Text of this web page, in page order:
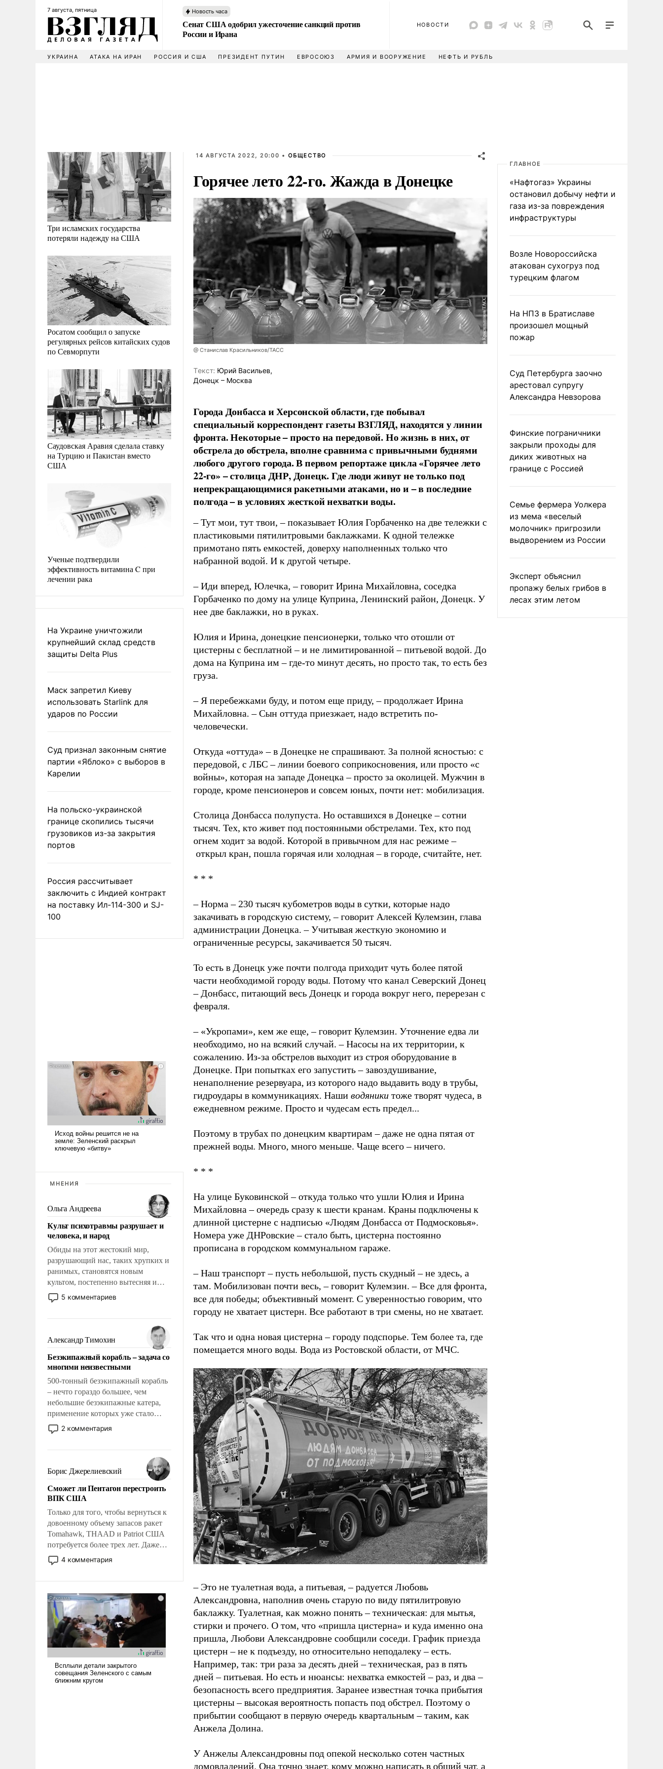
7 августа, пятница Новость часа
Сенат США одобрил ужесточение санкций против
России и Ирана
НОВОСТИ
УКРАИНА АТАКА НА ИРАН РОССИЯ И США ПРЕЗИДЕНТ ПУТИН ЕВРОСОЮЗ АРМИЯ И ВООРУЖЕНИЕ НЕФТЬ И РУБЛЬ
Три исламских государства
потеряли надежду на США
Росатом сообщил о запуске
регулярных рейсов китайских судов
по Севморпути
Саудовская Аравия сделала ставку
на Турцию и Пакистан вместо
США
Ученые подтвердили
эффективность витамина C при
лечении рака
На Украине уничтожили
крупнейший склад средств
защиты Delta Plus
Маск запретил Киеву
использовать Starlink для
ударов по России
Суд признал законным снятие
партии «Яблоко» с выборов в
Карелии
На польско-украинской
границе скопились тысячи
грузовиков из-за закрытия
портов
Россия рассчитывает
заключить с Индией контракт
на поставку Ил-114-300 и SJ-
100
МНЕНИЯ
Ольга Андреева
Культ психотравмы разрушает и
человека, и народ
Обиды на этот жестокий мир,
разрушающий нас, таких хрупких и
ранимых, становятся новым
культом, постепенно вытесняя и
отменяя традиционное требование к
человеку – быть мужественным и
на себя ответственность, помогать
слабым, идти вперед и
адаптироваться.
5 комментариев
Александр Тимохин
Безэкипажный корабль – задача со
многими неизвестными
500-тонный безэкипажный корабль
– нечто гораздо большее, чем
небольшие безэкипажные катера,
применение которых уже стало
обыденностью. Задача по созданию
такого корабля очень сложна и
реализация радикально поднимет
наши боевые возможности.
2 комментария
Борис Джерелиевский
Сможет ли Пентагон перестроить
ВПК США
Только для того, чтобы вернуться к
довоенному объему запасов ракет
Tomahawk, THAAD и Patriot США
потребуется более трех лет. Даже
небольшая война с Ираном
опустошила американские
уязвимости США, например, перед
Китаем.
4 комментария
14 АВГУСТА 2022, 20:00 • ОБЩЕСТВО
Горячее лето 22-го. Жажда в Донецке
@ Станислав Красильников/ТАСС
Tекст: Юрий Васильев,
Донецк – Москва
Города Донбасса и Херсонской области, где побывал
специальный корреспондент газеты ВЗГЛЯД, находятся у линии
фронта. Некоторые – просто на передовой. Но жизнь в них, от
обстрела до обстрела, вполне сравнима с привычными буднями
любого другого города. В первом репортаже цикла «Горячее лето
22-го» – столица ДНР, Донецк. Где люди живут не только под
непрекращающимися ракетными атаками, но и – в последние
полгода – в условиях жесткой нехватки воды.
– Тут мои, тут твои, – показывает Юлия Горбаченко на две тележки с
пластиковыми пятилитровыми баклажками. К одной тележке
примотано пять емкостей, доверху наполненных только что
набранной водой. И к другой четыре.
– Иди вперед, Юлечка, – говорит Ирина Михайловна, соседка
Горбаченко по дому на улице Куприна, Ленинский район, Донецк. У
нее две баклажки, но в руках.
Юлия и Ирина, донецкие пенсионерки, только что отошли от
цистерны с бесплатной – и не лимитированной – питьевой водой. До
дома на Куприна им – где-то минут десять, но просто так, то есть без
груза.
– Я перебежками буду, и потом еще приду, – продолжает Ирина
Михайловна. – Сын оттуда приезжает, надо встретить по-
человечески.
Откуда «оттуда» – в Донецке не спрашивают. За полной ясностью: с
передовой, с ЛБС – линии боевого соприкосновения, или просто «с
войны», которая на западе Донецка – просто за околицей. Мужчин в
городе, кроме пенсионеров и совсем юных, почти нет: мобилизация.
Столица Донбасса полупуста. Но оставшихся в Донецке – сотни
тысяч. Тех, кто живет под постоянными обстрелами. Тех, кто под
огнем ходит за водой. Которой в привычном для нас режиме –
открыл кран, пошла горячая или холодная – в городе, считайте, нет.
* * *
– Норма – 230 тысяч кубометров воды в сутки, которые надо
закачивать в городскую систему, – говорит Алексей Кулемзин, глава
администрации Донецка. – Учитывая жесткую экономию и
ограниченные ресурсы, закачивается 50 тысяч.
То есть в Донецк уже почти полгода приходит чуть более пятой
части необходимой городу воды. Потому что канал Северский Донец
– Донбасс, питающий весь Донецк и города вокруг него, перерезан с
февраля.
– «Укропами», кем же еще, – говорит Кулемзин. Уточнение едва ли
необходимо, но на всякий случай. – Насосы на их территории, к
сожалению. Из-за обстрелов выходит из строя оборудование в
Донецке. При попытках его запустить – завоздушивание,
ненаполнение резервуара, из которого надо выдавить воду в трубы,
гидроудары в коммуникациях. Наши водяники тоже творят чудеса, в
ежедневном режиме. Просто и чудесам есть предел...
Поэтому в трубах по донецким квартирам – даже не одна пятая от
прежней воды. Много, много меньше. Чаще всего – ничего.
* * *
На улице Буковинской – откуда только что ушли Юлия и Ирина
Михайловна – очередь сразу к шести кранам. Краны подключены к
длинной цистерне с надписью «Людям Донбасса от Подмосковья».
Номера уже ДНРовские – стало быть, цистерна постоянно
прописана в городском коммунальном гараже.
– Наш транспорт – пусть небольшой, пусть скудный – не здесь, а
там. Мобилизован почти весь, – говорит Кулемзин. – Все для фронта,
все для победы; объективный момент. С уверенностью говорим, что
городу не хватает цистерн. Все работают в три смены, но не хватает.
Так что и одна новая цистерна – городу подспорье. Тем более та, где
помещается много воды. Вода из Ростовской области, от МЧС.
– Это не туалетная вода, а питьевая, – радуется Любовь
Александровна, наполнив очень старую по виду пятилитровую
баклажку. Туалетная, как можно понять – техническая: для мытья,
стирки и прочего. О том, что «пришла цистерна» и куда именно она
пришла, Любови Александровне сообщили соседи. График приезда
цистерн – не к подъезду, но относительно неподалеку – есть.
Например, так: три раза за десять дней – техническая, раз в пять
дней – питьевая. Но есть и нюансы: нехватка емкостей – раз, и два –
безопасность всего предприятия. Заранее известная точка прибытия
цистерны – высокая вероятность попасть под обстрел. Поэтому о
прибытии сообщают в первую очередь квартальным – таким, как
Анжела Долина.
У Анжелы Александровны под опекой несколько сотен частных
домовладений. Она точно знает, кому можно написать в общий чат, а
ГЛАВНОЕ
«Нафтогаз» Украины
остановил добычу нефти и
газа из-за повреждения
инфраструктуры
Возле Новороссийска
атакован сухогруз под
турецким флагом
На НПЗ в Братиславе
произошел мощный
пожар
Суд Петербурга заочно
арестовал супругу
Александра Невзорова
Финские пограничники
закрыли проходы для
диких животных на
границе с Россией
Семье фермера Уолкера
из мема «веселый
молочник» пригрозили
выдворением из России
Эксперт объяснил
пропажу белых грибов в
лесах этим летом